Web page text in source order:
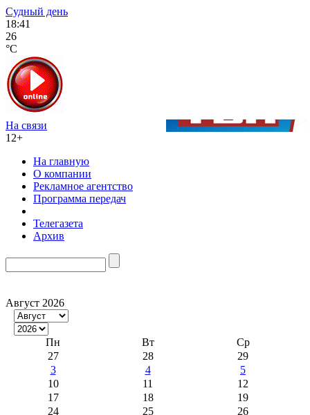
Судный день
18:41
26
°C
На связи
12+
На главную
О компании
Рекламное агентство
Программа передач
Телегазета
Архив
Август 2026
Пн Вт
Ср
27
28
29
3
4
5
10
11
12
17
18
19
24
25
26